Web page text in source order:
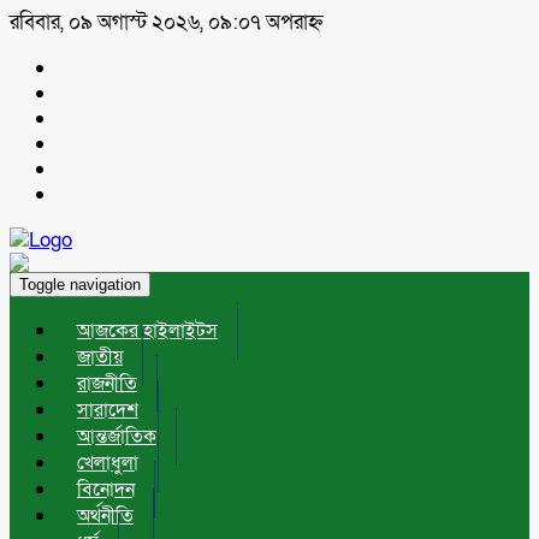
রবিবার, ০৯ অগাস্ট ২০২৬, ০৯:০৭ অপরাহ্ন
Toggle navigation
আজকের হাইলাইটস
জাতীয়
রাজনীতি
সারাদেশ
আন্তর্জাতিক
খেলাধুলা
বিনোদন
অর্থনীতি